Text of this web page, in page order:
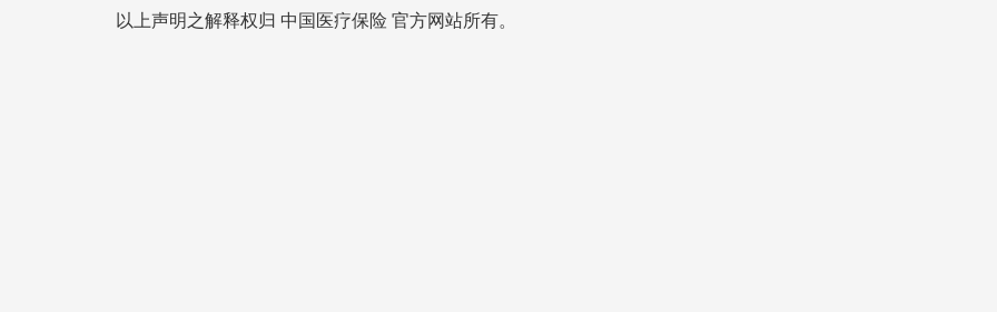
以上声明之解释权归 中国医疗保险 官方网站所有。